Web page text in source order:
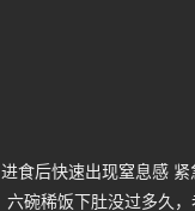
进食后快速出现窒息感
六碗稀饭下肚没过多久